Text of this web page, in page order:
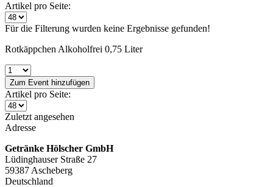
Artikel pro Seite:
Für die Filterung wurden keine Ergebnisse gefunden!
Rotkäppchen Alkoholfrei 0,75 Liter
Zum Event hinzufügen
Artikel pro Seite:
Zuletzt angesehen
Adresse
Getränke Hölscher GmbH
Lüdinghauser Straße 27
59387 Ascheberg
Deutschland